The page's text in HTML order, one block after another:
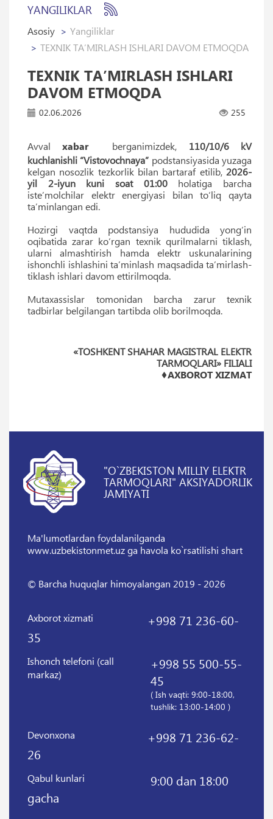
YANGILIKLAR
Asosiy
Yangiliklar
TEXNIK TA’MIRLASH ISHLARI DAVOM ETMOQDA
TEXNIK TA’MIRLASH ISHLARI
DAVOM ETMOQDA
02.06.2026 255
Avvalxabarberganimizdek, 110/10/6 kV
kuchlanishli “Vistovochnaya” podstansiyasida yuzaga
kelgan nosozlik tezkorlik bilan bartaraf etilib, 2026-
yil 2-iyun kuni soat 01:00holatiga barcha
iste’molchilar elektr energiyasi bilan to‘liq qayta
ta’minlangan edi.
Hozirgi vaqtda podstansiya hududida yong‘in
oqibatida zarar ko‘rgan texnik qurilmalarni tiklash,
ularni almashtirish hamda elektr uskunalarining
ishonchli ishlashini ta’minlash maqsadida ta’mirlash-
tiklash ishlari davom ettirilmoqda.
Mutaxassislar tomonidan barcha zarur texnik
tadbirlar belgilangan tartibda olib borilmoqda.
«TOSHKENT SHAHAR MAGISTRAL ELEKTR
TARMOQLARI» FILIALI
♦AXBOROTXIZMAT
"O`ZBEKISTON MILLIY ELEKTR
TARMOQLARI" AKSIYADORLIK
JAMIYATI
Ma'lumotlardan foydalanilganda
www.uzbekistonmet.uz ga havola ko`rsatilishi shart
© Barcha huquqlar himoyalangan 2019 - 2026
Axborot xizmati
+998 71 236-60-
35
Ishonch telefoni (call
markaz)
+998 55 500-55-
45
( Ish vaqti: 9:00-18:00,
tushlik: 13:00-14:00 )
Devonxona
+998 71 236-62-
26
Qabul kunlari
9:00 dan 18:00
gacha